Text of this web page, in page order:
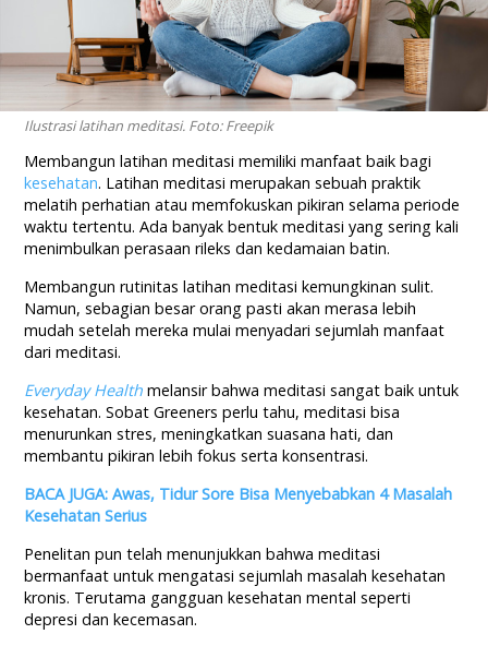
Ilustrasi latihan meditasi. Foto: Freepik
Membangun latihan meditasi memiliki manfaat baik bagi
kesehatan. Latihan meditasi merupakan sebuah praktik
melatih perhatian atau memfokuskan pikiran selama periode
waktu tertentu. Ada banyak bentuk meditasi yang sering kali
menimbulkan perasaan rileks dan kedamaian batin.
Membangun rutinitas latihan meditasi kemungkinan sulit.
Namun, sebagian besar orang pasti akan merasa lebih
mudah setelah mereka mulai menyadari sejumlah manfaat
dari meditasi.
Everyday Health melansir bahwa meditasi sangat baik untuk
kesehatan. Sobat Greeners perlu tahu, meditasi bisa
menurunkan stres, meningkatkan suasana hati, dan
membantu pikiran lebih fokus serta konsentrasi.
BACA JUGA: Awas, Tidur Sore Bisa Menyebabkan 4 Masalah
Kesehatan Serius
Penelitan pun telah menunjukkan bahwa meditasi
bermanfaat untuk mengatasi sejumlah masalah kesehatan
kronis. Terutama gangguan kesehatan mental seperti
depresi dan kecemasan.